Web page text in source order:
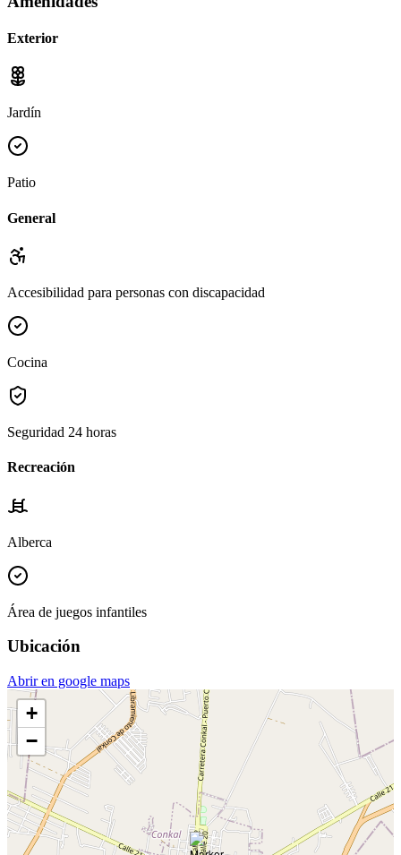
Exterior
Jardín
Patio
General
Accesibilidad para personas con discapacidad
Cocina
Seguridad 24 horas
Recreación
Alberca
Área de juegos infantiles
Ubicación
Abrir en google maps
+
−